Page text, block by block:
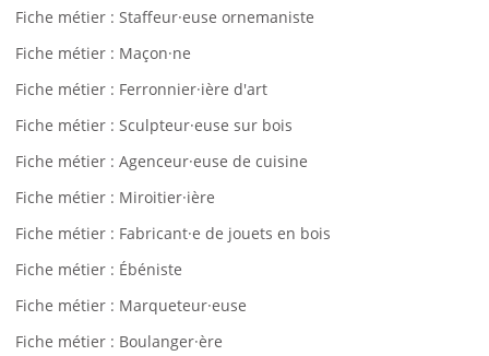
Fiche métier : Staffeur·euse ornemaniste
Fiche métier : Maçon·ne
Fiche métier : Ferronnier·ière d'art
Fiche métier : Sculpteur·euse sur bois
Fiche métier : Agenceur·euse de cuisine
Fiche métier : Miroitier·ière
Fiche métier : Fabricant·e de jouets en bois
Fiche métier : Ébéniste
Fiche métier : Marqueteur·euse
Fiche métier : Boulanger·ère